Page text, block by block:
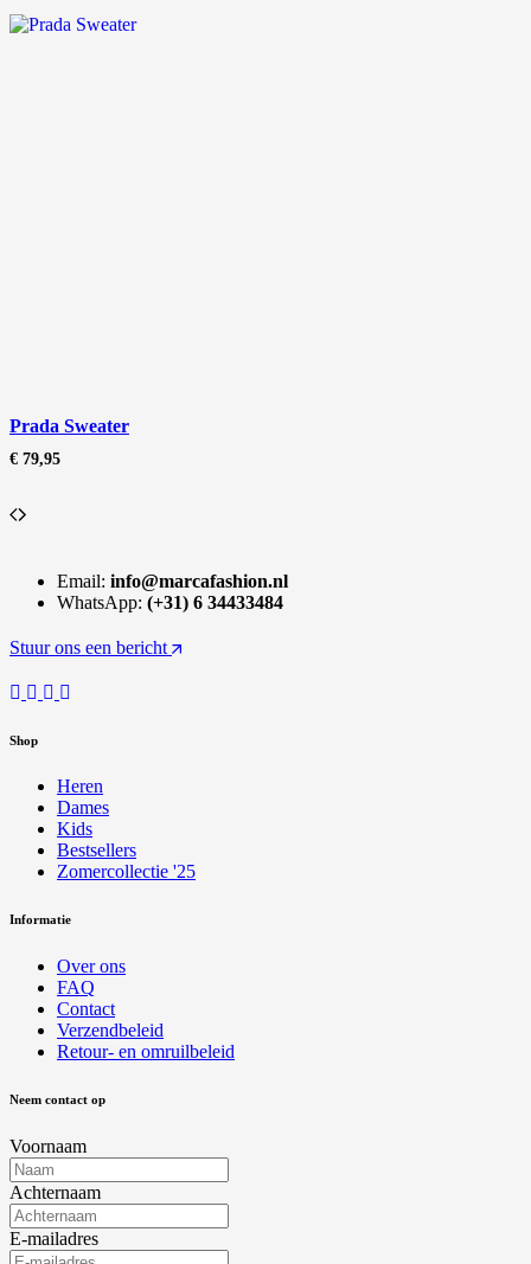
Prada Sweater
€ 79,95
Email: info@marcafashion.nl
WhatsApp: (+31) 6 34433484
Stuur ons een bericht
Shop
Heren
Dames
Kids
Bestsellers
Zomercollectie '25
Informatie
Over ons
FAQ
Contact
Verzendbeleid
Retour- en omruilbeleid
Neem contact op
Voornaam
Achternaam
E-mailadres